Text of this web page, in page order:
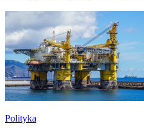
Polityka